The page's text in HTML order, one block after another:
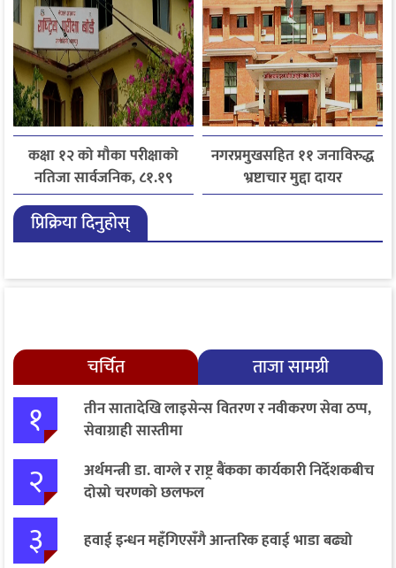
कक्षा १२ को मौका परीक्षाको
नतिजा सार्वजनिक, ८१.१९
प्रतिशत विद्यार्थी उत्तीर्ण
नगरप्रमुखसहित ११ जनाविरुद्ध
भ्रष्टाचार मुद्दा दायर
प्रिक्रिया दिनुहोस्
चर्चित ताजा सामग्री
१
तीन सातादेखि लाइसेन्स वितरण र नवीकरण सेवा ठप्प,
सेवाग्राही सास्तीमा
२
अर्थमन्त्री डा. वाग्ले र राष्ट्र बैंकका कार्यकारी निर्देशकबीच
दोस्रो चरणको छलफल
३ हवाई इन्धन महँगिएसँगै आन्तरिक हवाई भाडा बढ्यो